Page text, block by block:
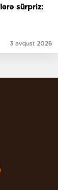
sürpriz:
3 avqust 2026